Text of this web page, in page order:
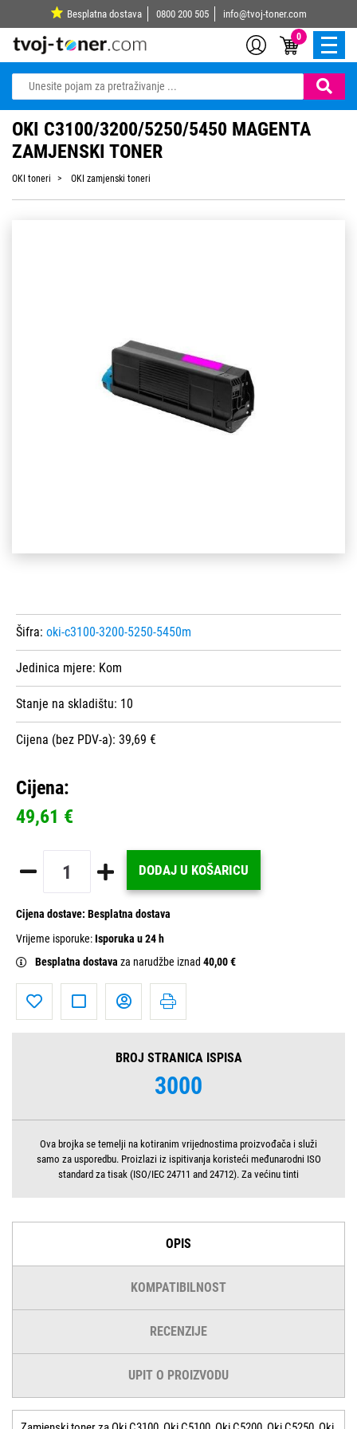
Besplatna dostava 0800 200 505 info@tvoj-toner.com
0
OKI C3100/3200/5250/5450 MAGENTA
ZAMJENSKI TONER
OKI toneri OKI zamjenski toneri
Šifra: oki-c3100-3200-5250-5450m
Jedinica mjere: Kom
Stanje na skladištu: 10
Cijena (bez PDV-a): 39,69 €
Cijena:
49,61 €
DODAJ U KOŠARICU
Cijena dostave: Besplatna dostava
Vrijeme isporuke:Isporuka u 24 h
Besplatna dostava za narudžbe iznad 40,00 €
BROJ STRANICA ISPISA
3000
Ova brojka se temelji na kotiranim vrijednostima proizvođača i služi
samo za usporedbu. Proizlazi iz ispitivanja koristeći međunarodni ISO
standard za tisak (ISO/IEC 24711 and 24712). Za većinu tinti
OPIS
KOMPATIBILNOST
RECENZIJE
UPIT O PROIZVODU